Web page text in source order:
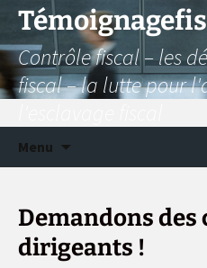
Aller
contenu
Contrôle fiscal – les
fiscal – la lutte pour
Menu
Demandons des
dirigeants !